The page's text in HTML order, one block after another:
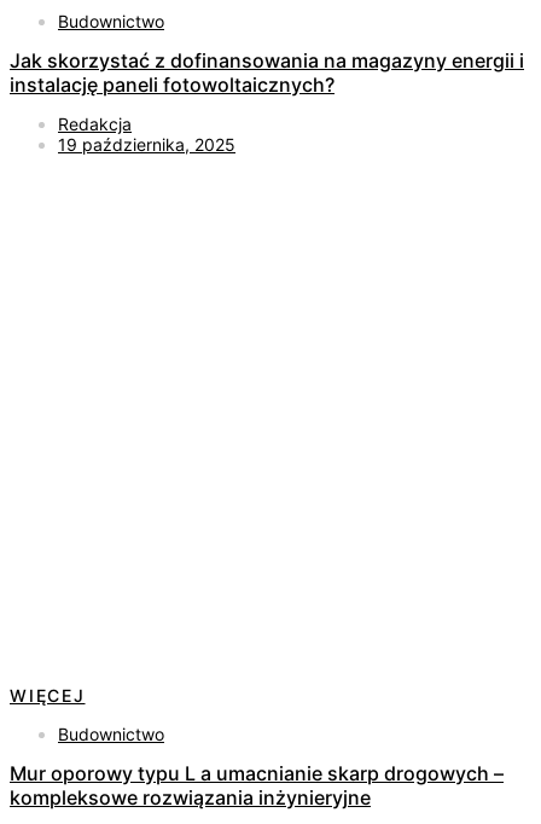
Budownictwo
Jak skorzystać z dofinansowania na magazyny energii i
instalację paneli fotowoltaicznych?
Redakcja
19 października, 2025
WIĘCEJ
Budownictwo
Mur oporowy typu L a umacnianie skarp drogowych –
kompleksowe rozwiązania inżynieryjne